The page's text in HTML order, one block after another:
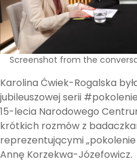
Screenshot from the
Karolina Ćwiek-Rogalska
jubileuszowej serii
15-lecia Narodowego
krótkich rozmów z
reprezentującymi
Annę Korzekwa-Józefowicz.